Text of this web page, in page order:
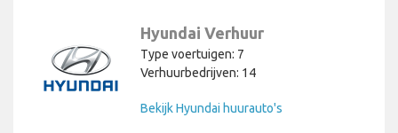
Hyundai Verhuur
Type voertuigen: 7
Verhuurbedrijven: 14
Bekijk Hyundai huurauto's